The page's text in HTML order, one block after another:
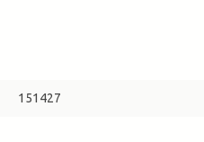
151427